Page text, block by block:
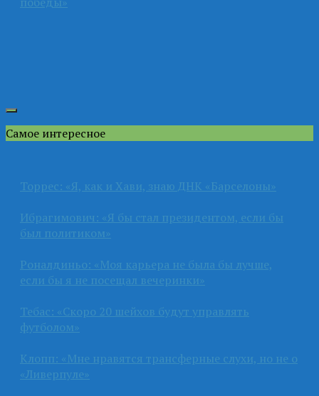
Самое интересное
Торрес: «Я, как и Хави, знаю ДНК «Барселоны»
Ибрагимович: «Я бы стал президентом, если бы
был политиком»
Роналдиньо: «Моя карьера не была бы лучше,
если бы я не посещал вечеринки»
Тебас: «Скоро 20 шейхов будут управлять
футболом»
Клопп: «Мне нравятся трансферные слухи, но не о
«Ливерпуле»